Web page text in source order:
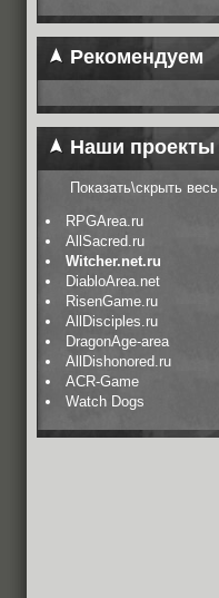
Рекомендуем
Наши проекты
Показать\скрыть весь
RPGArea.ru
AllSacred.ru
Witcher.net.ru
DiabloArea.net
RisenGame.ru
AllDisciples.ru
DragonAge-area
AllDishonored.ru
ACR-Game
Watch Dogs